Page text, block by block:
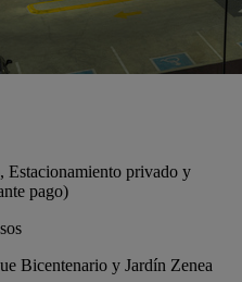
Estacionamiento privado y
pago)
Bicentenario y Jardín Zenea